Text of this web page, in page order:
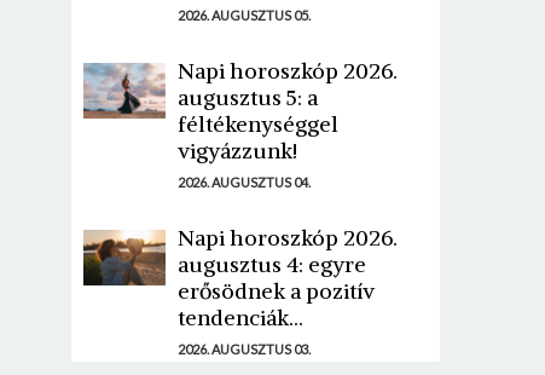
2026. AUGUSZTUS 05.
Napi horoszkóp 2026.
augusztus 5: a
féltékenységgel
vigyázzunk!
2026. AUGUSZTUS 04.
Napi horoszkóp 2026.
augusztus 4: egyre
erősödnek a pozitív
tendenciák...
2026. AUGUSZTUS 03.